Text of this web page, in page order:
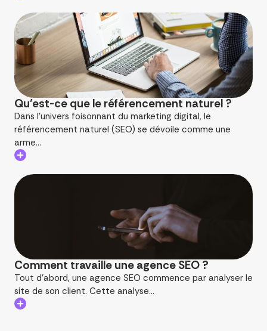
Qu’est-ce que le référencement naturel ?
Dans l'univers foisonnant du marketing digital, le
référencement naturel (SEO) se dévoile comme une
arme...
Comment travaille une agence SEO ?
Tout d’abord, une agence SEO commence par analyser le
site de son client. Cette analyse...